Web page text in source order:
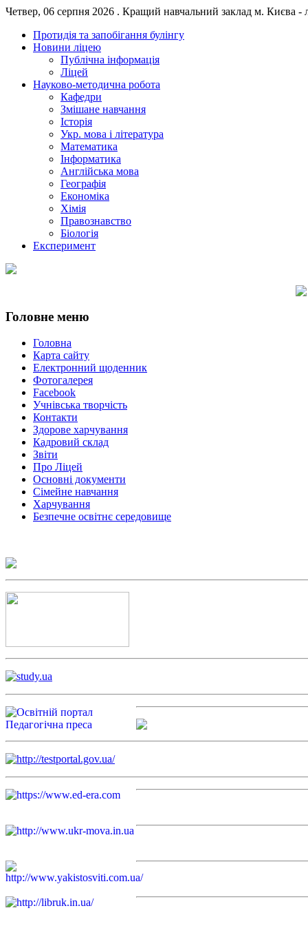
Четвер, 06 серпня 2026 . Кращий навчальний заклад м. Києва -
Протидія та запобігання булінгу
Новини ліцею
Публічна інформація
Ліцей
Науково-методична робота
Кафедри
Змішане навчання
Історія
Укр. мова і література
Математика
Інформатика
Англійська мова
Географія
Економіка
Хімія
Правознавство
Біологія
Експеримент
Головне меню
Головна
Карта сайту
Електронний щоденник
Фотогалерея
Facebook
Учнівська творчість
Контакти
Здорове харчування
Кадровий склад
Звіти
Про Ліцей
Основні документи
Сімейне навчання
Харчування
Безпечне освітнє середовище